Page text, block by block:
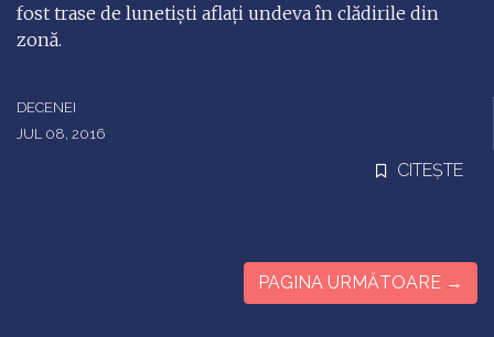
fost trase de lunetiști aflați undeva în clădirile din
zonă.
DECENEI
JUL 08, 2016
CITEȘTE
PAGINA URMĂTOARE →